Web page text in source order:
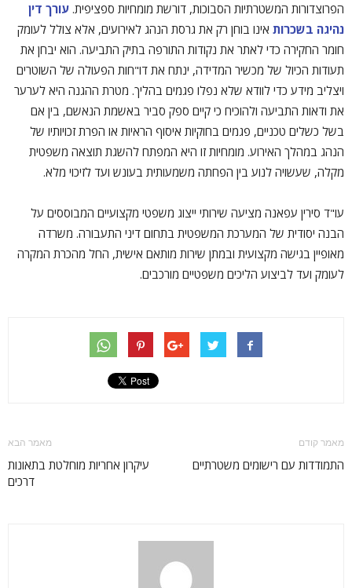
הפרוצדורות המשטרתיות הסבוכות, דורשת מומחיות ספציפית. עורך דין
נהיגה בשכרות אינו בוחן רק את גרסת הנהג לאירועים, אלא צולל לעומק
חומר החקירה כדי לאתר את נקודות התורפה בתיק התביעה. הוא יבחן את
תעודות הכיול של מכשיר המדידה, ינתח את דו"חות הפעולה של השוטרים
ויצליב מידע כדי לוודא שלא נפלו פגמים בהליך. מטרת ההגנה היא לערער
את ודאות התביעה ולהוכיח כי קיים ספק סביר באשמת הנאשם, בין אם
בשל כשלים טכניים, פגמים בחוקיות איסוף הראיות או הפרת זכויותיו של
הנהג במהלך האירוע. מומחיות זו היא המפתח להשגת תוצאה משפטית
מקלה, שעשויה לנוע בין הפחתה משמעותית בעונש ועד לזיכוי מלא.
עו"ד סירין עפאנה מציעה שירותי ייצוג משפטי מקצועיים המבוססים על
הבנה יסודית של המערכת המשפטית בתחום דיני התעבורה. משרדה
מאופיין בגישה מקצועית ובמתן שירות מותאם אישית, החל מהכרת המקרה
לעומק ועד לביצוע הליכים משפטיים מורכבים.
מאמר קודם
התמודדות עם רישומים משטרתיים
מאמר הבא
עיקרון אחריות מוחלטת בתאונות
דרכים